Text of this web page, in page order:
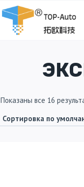
Перейти
к
контенту
Показаны все 16